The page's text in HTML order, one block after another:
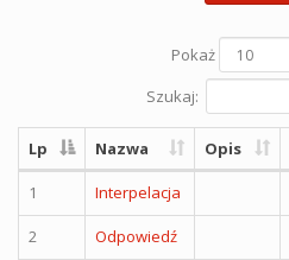
Pokaż
Szukaj:
Lp Nazwa Opis
1 Interpelacja
2 Odpowiedź